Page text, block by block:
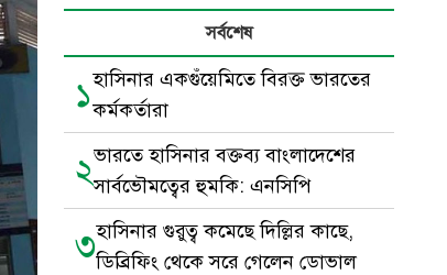
সর্বশেষ
১হাসিনার একগুঁয়েমিতে বিরক্ত ভারতের
কর্মকর্তারা
২ভারতে হাসিনার বক্তব্য বাংলাদেশের
সার্বভৌমত্বের হুমকি: এনসিপি
৩হাসিনার গুরুত্ব কমেছে দিল্লির কাছে,
ডিব্রিফিং থেকে সরে গেলেন ডোভাল